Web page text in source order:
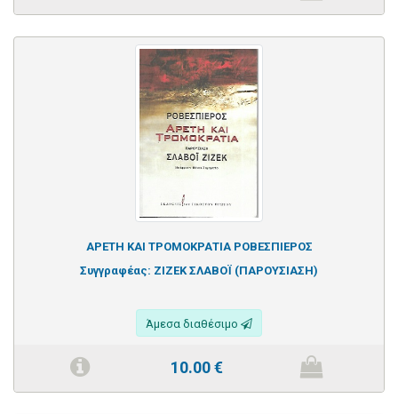
ΑΡΕΤΗ ΚΑΙ ΤΡΟΜΟΚΡΑΤΙΑ ΡΟΒΕΣΠΙΕΡΟΣ
Συγγραφέας: ΖΙΖΕΚ ΣΛΑΒΟΪ (ΠΑΡΟΥΣΙΑΣΗ)
Άμεσα διαθέσιμο
10.00€